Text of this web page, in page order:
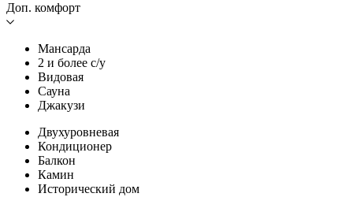
Доп. комфорт
Мансарда
2 и более с/у
Видовая
Сауна
Джакузи
Двухуровневая
Кондиционер
Балкон
Камин
Исторический дом